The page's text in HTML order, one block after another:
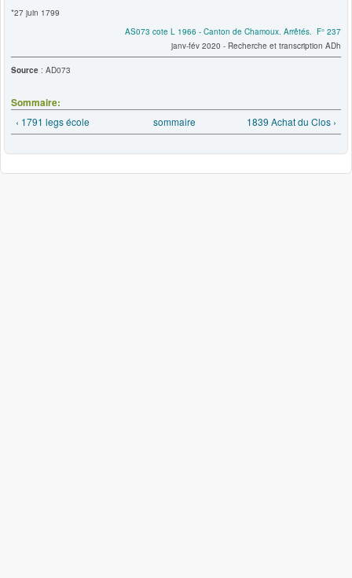
*27 juin 1799
AS073 cote L 1966 - Canton de Chamoux. Arrêtés. F° 237
janv-fév 2020 - Recherche et transcription ADh
Source : AD073
Sommaire:
‹ 1791 legs école sommaire 1839 Achat du Clos ›